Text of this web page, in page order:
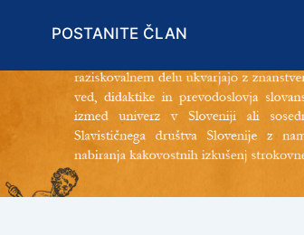
POSTANITE ČLAN